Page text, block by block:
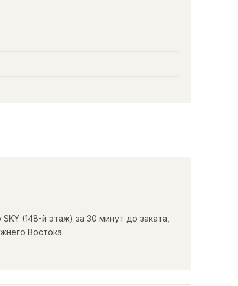
(148-й этаж) за 30 минут до заката,
Востока.